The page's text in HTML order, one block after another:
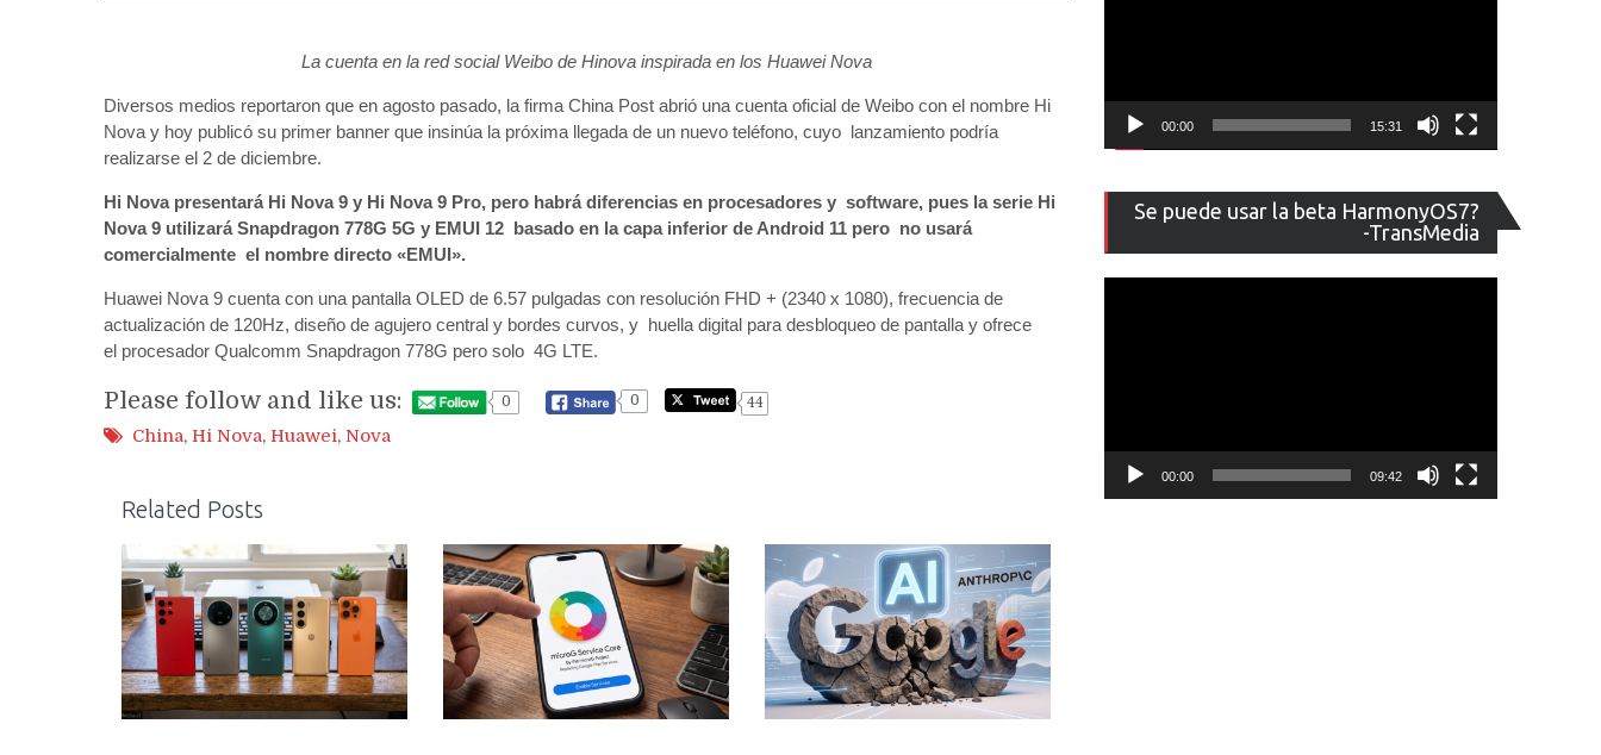
La cuenta en la red social Weibo de Hinova inspirada en los Huawei Nova
Diversos medios reportaron que en agosto pasado, la firma China Post abrió una cuenta oficial de Weibo con el nombre Hi
Nova y hoy publicó su primer banner que insinúa la próxima llegada de un nuevo teléfono, cuyo lanzamiento podría
realizarse el 2 de diciembre.
Hi Nova presentará Hi Nova 9 y Hi Nova 9 Pro, pero habrá diferencias en procesadores y software, pues la serie Hi
Nova 9 utilizará Snapdragon 778G 5G y EMUI 12 basado en la capa inferior de Android 11 pero no usará
comercialmente el nombre directo «EMUI».
Huawei Nova 9 cuenta con una pantalla OLED de 6.57 pulgadas con resolución FHD + (2340 x 1080), frecuencia de
actualización de 120Hz, diseño de agujero central y bordes curvos, y huella digital para desbloqueo de pantalla y ofrece
el procesador Qualcomm Snapdragon 778G pero solo 4G LTE.
Please follow and like us: 0 0 44
China, Hi Nova, Huawei, Nova
Related Posts
00:00 15:31
Se puede usar la beta HarmonyOS7?
-TransMedia
de
vídeo
00:00 09:42